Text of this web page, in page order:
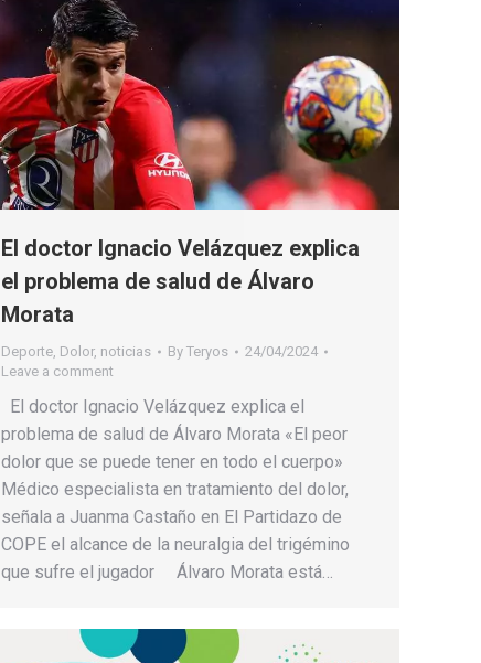
El doctor Ignacio Velázquez explica
el problema de salud de Álvaro
Morata
Deporte Dolor, noticias By Teryos
24/04/2024
Leave a comment
El doctor Ignacio Velázquez explica el
problema de salud de Álvaro Morata «El peor
dolor que se puede tener en todo el cuerpo»
Médico especialista en tratamiento del dolor,
señala a Juanma Castaño en El Partidazo de
COPE el alcance de la neuralgia del trigémino
que sufre el jugador Álvaro Morata está…